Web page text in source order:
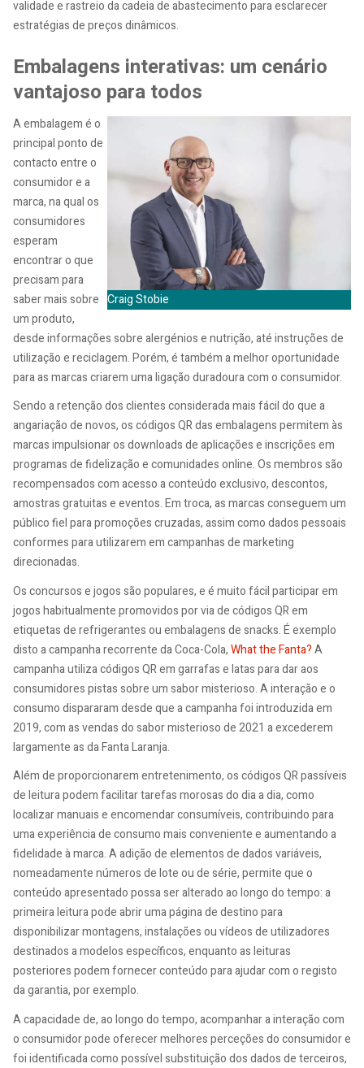
validade e rastreio da cadeia de abastecimento para esclarecer
estratégias de preços dinâmicos.
Embalagens interativas: um cenário
vantajoso para todos
Craig Stobie
A embalagem é o
principal ponto de
contacto entre o
consumidor e a
marca, na qual os
consumidores
esperam
encontrar o que
precisam para
saber mais sobre
um produto,
desde informações sobre alergénios e nutrição, até instruções de
utilização e reciclagem. Porém, é também a melhor oportunidade
para as marcas criarem uma ligação duradoura com o consumidor.
Sendo a retenção dos clientes considerada mais fácil do que a
angariação de novos, os códigos QR das embalagens permitem às
marcas impulsionar os downloads de aplicações e inscrições em
programas de fidelização e comunidades online. Os membros são
recompensados com acesso a conteúdo exclusivo, descontos,
amostras gratuitas e eventos. Em troca, as marcas conseguem um
público fiel para promoções cruzadas, assim como dados pessoais
conformes para utilizarem em campanhas de marketing
direcionadas.
Os concursos e jogos são populares, e é muito fácil participar em
jogos habitualmente promovidos por via de códigos QR em
etiquetas de refrigerantes ou embalagens de snacks. É exemplo
disto a campanha recorrente da Coca-Cola,What the Fanta?A
campanha utiliza códigos QR em garrafas e latas para dar aos
consumidores pistas sobre um sabor misterioso. A interação e o
consumo dispararam desde que a campanha foi introduzida em
2019, com as vendas do sabor misterioso de 2021 a excederem
largamente as da Fanta Laranja.
Além de proporcionarem entretenimento, os códigos QR passíveis
de leitura podem facilitar tarefas morosas do dia a dia, como
localizar manuais e encomendar consumíveis, contribuindo para
uma experiência de consumo mais conveniente e aumentando a
fidelidade à marca. A adição de elementos de dados variáveis,
nomeadamente números de lote ou de série, permite que o
conteúdo apresentado possa ser alterado ao longo do tempo: a
primeira leitura pode abrir uma página de destino para
disponibilizar montagens, instalações ou vídeos de utilizadores
destinados a modelos específicos, enquanto as leituras
posteriores podem fornecer conteúdo para ajudar com o registo
da garantia, por exemplo.
A capacidade de, ao longo do tempo, acompanhar a interação com
o consumidor pode oferecer melhores perceções do consumidor e
foi identificada como possível substituição dos dados de terceiros,